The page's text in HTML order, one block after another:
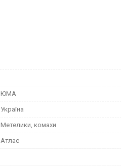
ЮМА
Україна
Метелики, комахи
Атлас